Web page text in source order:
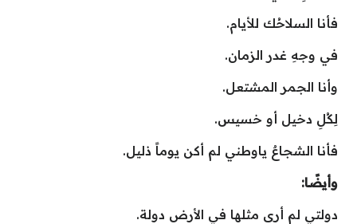
فأنا السلاحُك للأيام.
في وجهِ غدر الزمان.
وأنا الجمر المشتعل.
لِكُلِ دخيل أو خسيس.
فأنا الشجاعٌ ياوطني لم أكن يوماً ذليل.
وأيضًا:
دولتي لم أرى مثلها في الأرض دولة.